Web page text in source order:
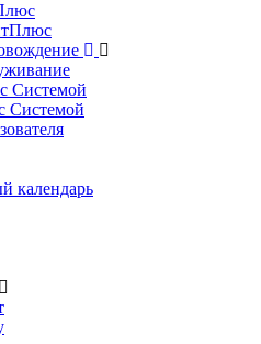
Системой
Системой
календарь